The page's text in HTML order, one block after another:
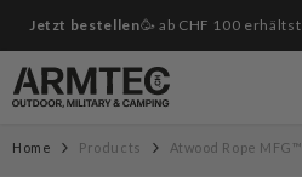
Jetzt bestellen🥳 ab CHF 100 erhältst
Home Products Atwood Rope